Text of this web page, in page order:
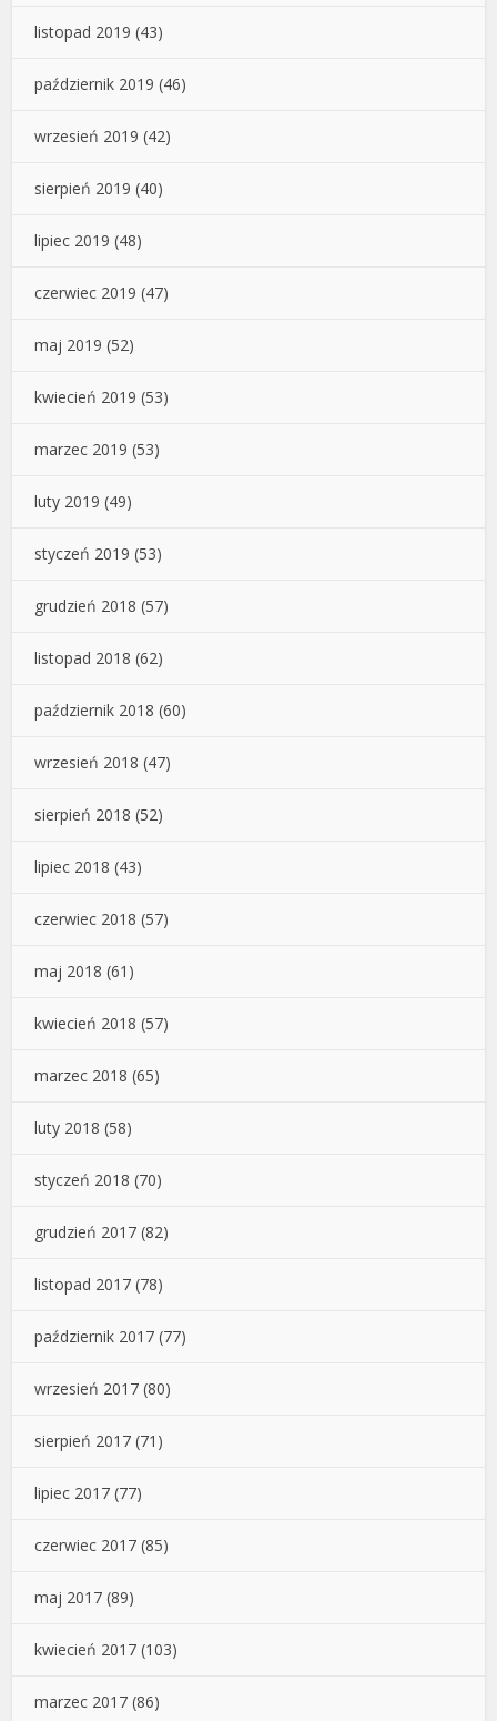
listopad 2019 (43)
październik 2019 (46)
wrzesień 2019 (42)
sierpień 2019 (40)
lipiec 2019 (48)
czerwiec 2019 (47)
maj 2019 (52)
kwiecień 2019 (53)
marzec 2019 (53)
luty 2019 (49)
styczeń 2019 (53)
grudzień 2018 (57)
listopad 2018 (62)
październik 2018 (60)
wrzesień 2018 (47)
sierpień 2018 (52)
lipiec 2018 (43)
czerwiec 2018 (57)
maj 2018 (61)
kwiecień 2018 (57)
marzec 2018 (65)
luty 2018 (58)
styczeń 2018 (70)
grudzień 2017 (82)
listopad 2017 (78)
październik 2017 (77)
wrzesień 2017 (80)
sierpień 2017 (71)
lipiec 2017 (77)
czerwiec 2017 (85)
maj 2017 (89)
kwiecień 2017 (103)
marzec 2017 (86)